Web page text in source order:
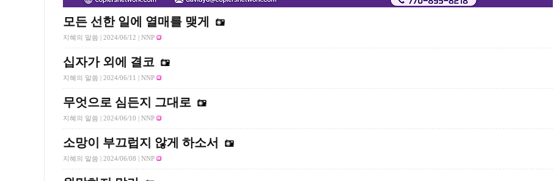
모든 선한 일에 열매를 맺게
지혜의 말씀 | 2024/06/12 | NNP
십자가 외에 결코
지혜의 말씀 | 2024/06/11 | NNP
무엇으로 심든지 그대로
지혜의 말씀 | 2024/06/10 | NNP
소망이 부끄럽지 않게 하소서
지혜의 말씀 | 2024/06/08 | NNP